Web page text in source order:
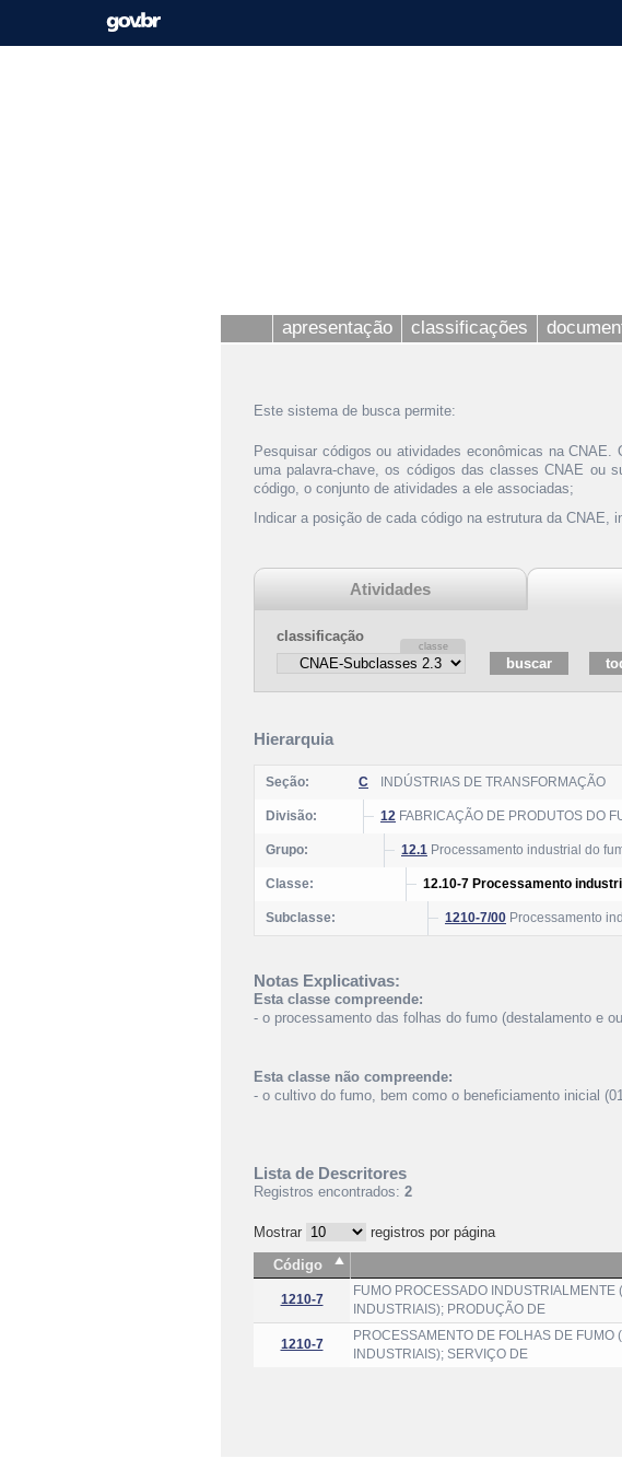
apresentação classificações
Este sistema de busca permite:
Pesquisar códigos ou atividades econômicas na
uma palavra-chave, os códigos das classes CNAE ou
código, o conjunto de atividades a ele associadas;
Indicar a posição de cada código na estrutura da
Atividades
classificação
Hierarquia
Seção: C INDÚSTRIAS DE TRANSFORMAÇÃO
Divisão: 12 FABRICAÇÃO DE PRODUTOS DO
Grupo: 12.1 Processamento industrial do
Classe: 12.10-7 Processamento
Subclasse: 1210-7/00 Processamento
Notas Explicativas:
Esta classe compreende:
- o processamento das folhas do fumo (destalamento e
Esta classe não compreende:
- o cultivo do fumo, bem como o beneficiamento inicial
Lista de Descritores
Registros encontrados: 2
Mostrar
registros por página
Código
1210-7
FUMO PROCESSADO
INDUSTRIAIS); PRODUÇÃO DE
1210-7
PROCESSAMENTO DE FOLHAS DE
INDUSTRIAIS); SERVIÇO DE